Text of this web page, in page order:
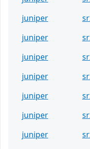
juniper
juniper
juniper
juniper
juniper
juniper
juniper